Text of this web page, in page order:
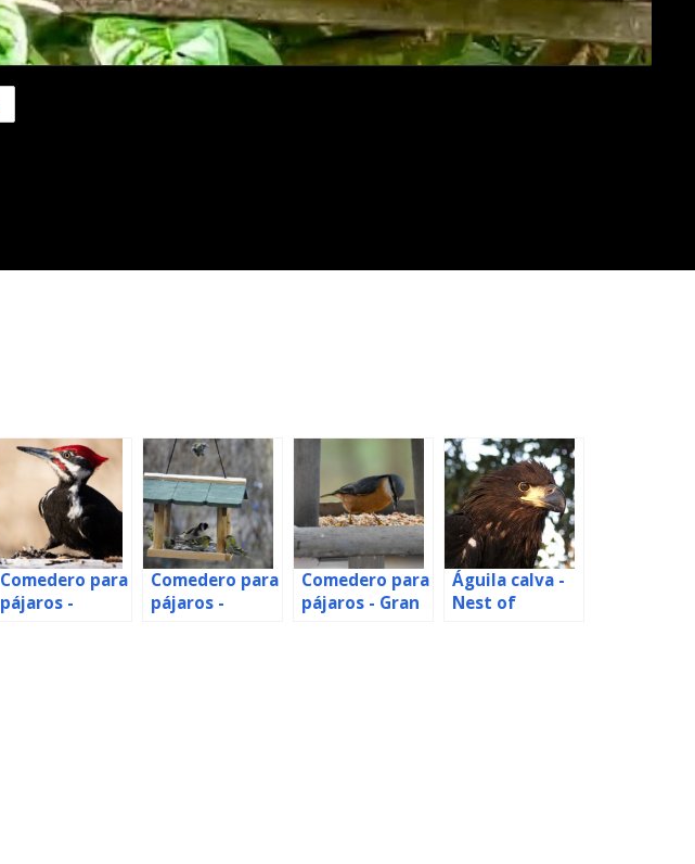
Comedero para
pájaros -
Comedero para
pájaros -
Comedero para
pájaros - Gran
Águila calva -
Nest of